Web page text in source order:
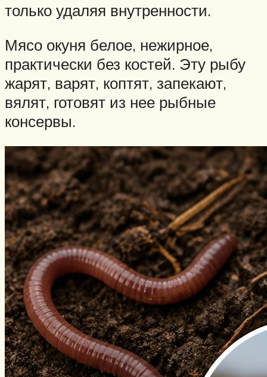
только удаляя внутренности.
Мясо окуня белое, нежирное,
практически без костей. Эту рыбу
жарят, варят, коптят, запекают,
вялят, готовят из нее рыбные
консервы.